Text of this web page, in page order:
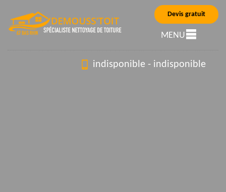
Devis gratuit
MENU
indisponible - indisponible